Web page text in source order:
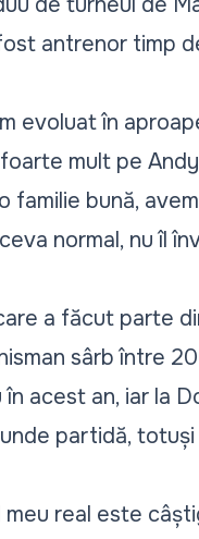
antrenor timp
evoluat în
mult pe
bună,
normal, nu îl
a făcut parte
sârb între
acest an, iar la
partidă,
real este